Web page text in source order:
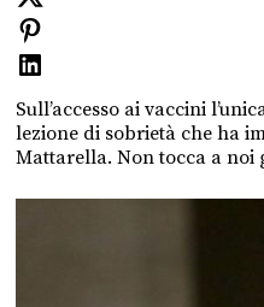
Sull’accesso ai vaccini
lezione di sobrietà che ha
Mattarella. Non tocca a noi